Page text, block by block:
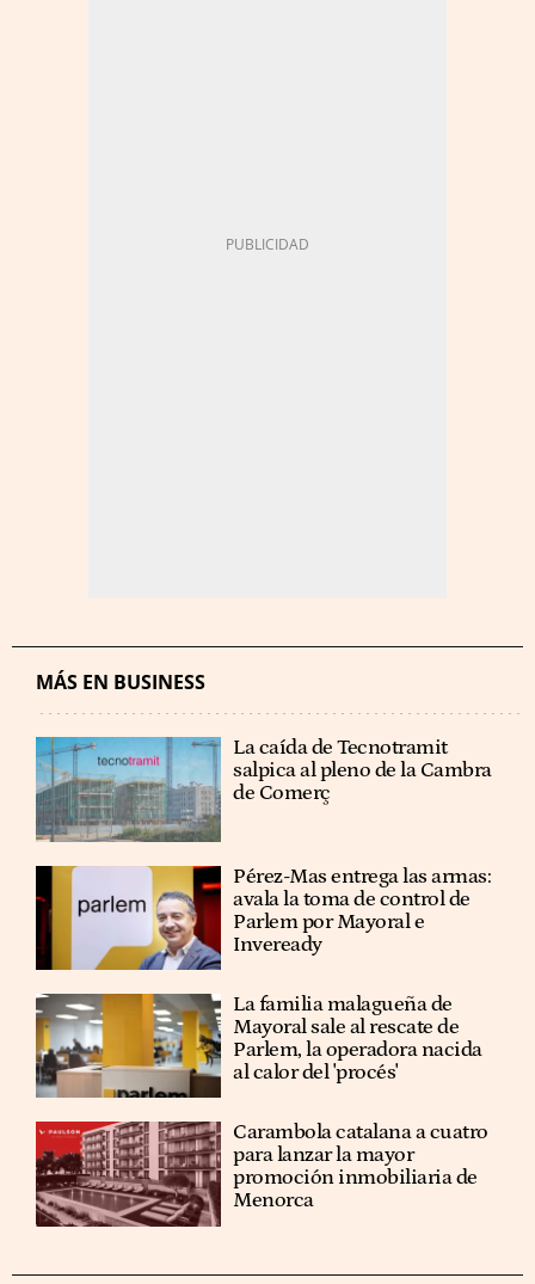
MÁS EN BUSINESS
La caída de Tecnotramit
salpica al pleno de la Cambra
de Comerç
Pérez-Mas entrega las armas:
avala la toma de control de
Parlem por Mayoral e
Inveready
La familia malagueña de
Mayoral sale al rescate de
Parlem, la operadora nacida
al calor del 'procés'
Carambola catalana a cuatro
para lanzar la mayor
promoción inmobiliaria de
Menorca